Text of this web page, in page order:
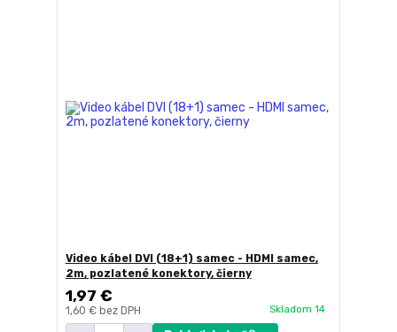
Video kábel DVI (18+1) samec - HDMI samec,
2m, pozlatené konektory, čierny
1,97 €
1,60 € bez DPH Skladom 14